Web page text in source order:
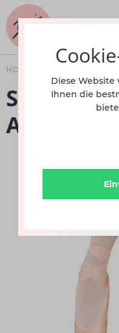
HOME
Amelie Soft
Diese Website
Ihnen die